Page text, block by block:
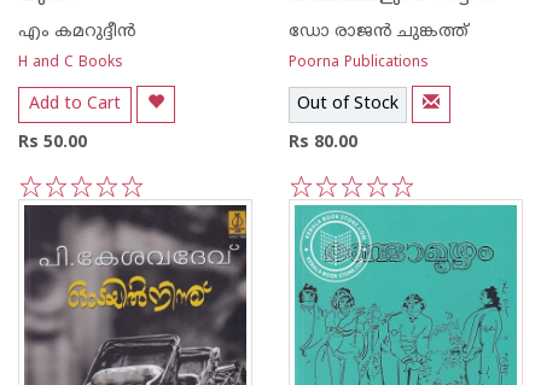
എം കമറുദ്ദീന്‍
H and C Books
Add to Cart
Rs 50.00
5
4
3
2
1
ഡോ രാജ‌ന്‍ ചുങ്കത്ത്
Poorna Publications
Out of Stock
Rs 80.00
5
4
3
2
1